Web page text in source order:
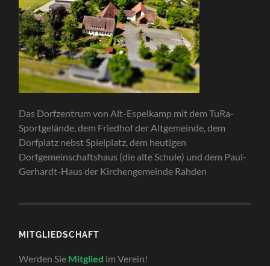
Das Dorfzentrum von Alt-Espelkamp mit dem TuRa-
Sportgelände, dem Friedhof der Altgemeinde, dem
Dorfplatz nebst Spielplatz, dem heutigen
Dorfgemeinschaftshaus (die alte Schule) und dem Paul-
Gerhardt-Haus der Kirchengemeinde Rahden
MITGLIEDSCHAFT
Werden Sie Mitglied im Verein!